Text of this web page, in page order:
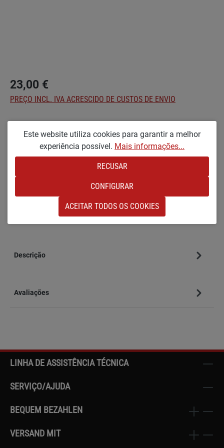
23,00 €
PREÇO INCL. IVA ACRESCIDO DE CUSTOS DE ENVIO
KL [PEQUENO E LACADO]
Quantidade do Produto: Insira a
NO CARRINHO DE COMPRAS
Adicionar à lista de desejos
Número de produto:SW23026
Descrição
Avaliações
LINHA DE ASSISTÊNCIA TÉCNICA
SERVIÇO/AJUDA
BEQUEM BEZAHLEN
VERSAND MIT
Este website utiliza cookies para garantir a melhor
experiência possível. Mais informações...
RECUSAR
CONFIGURAR
ACEITAR TODOS OS COOKIES